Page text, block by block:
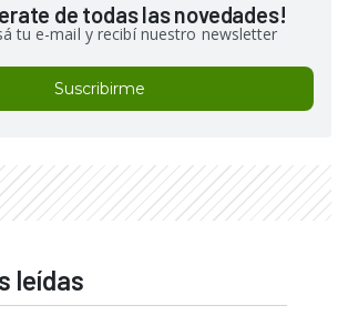
de todas las novedades!
tu e-mail y recibí nuestro newsletter
Suscribirme
leídas